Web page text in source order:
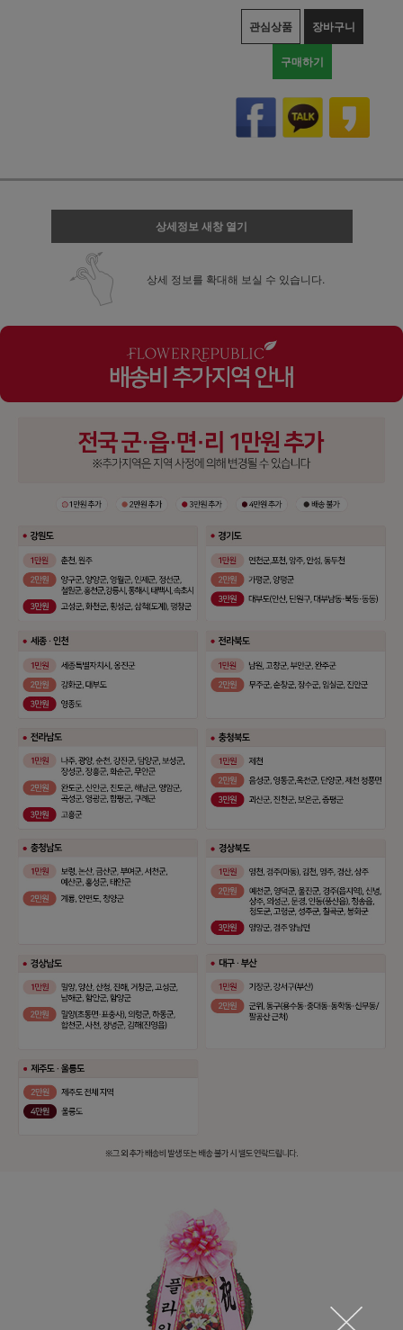
관심상품 장바구니
구매하기
상세정보 새창 열기
상세 정보를 확대해 보실 수 있습니다.